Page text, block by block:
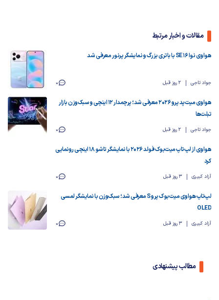
مقالات و اخبار مرتبط
هواوی نوا 16 SE با باتری بزرگ و نمایشگر پرنور معرفی شد
جواد تاجی 2 روز قبل 0
هواوی میت‌پد پرو 2026 معرفی شد؛ پرچمدار ۱۲ اینچی و سبک‌وزن بازار
تبلت‌ها
جواد تاجی 2 روز قبل 0
هواوی از لپ‌تاپ میت‌بوک فولد ۲۰۲۶ با نمایشگر تاشو ۱۸ اینچی رونمایی
کرد
آزاد کبیری 3 روز قبل 0
لپ‌تاپ هواوی میت‌بوک پرو S معرفی شد؛ سبک‌وزن با نمایشگر لمسی
OLED
آزاد کبیری 3 روز قبل 0
مطالب پیشنهادی